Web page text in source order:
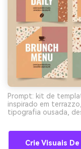
Prompt: kit de
inspirado em
tipografia ousada,
Crie Visuais